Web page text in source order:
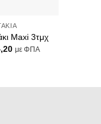
Maxi 3τμχ
Ημε ΦΠΑ